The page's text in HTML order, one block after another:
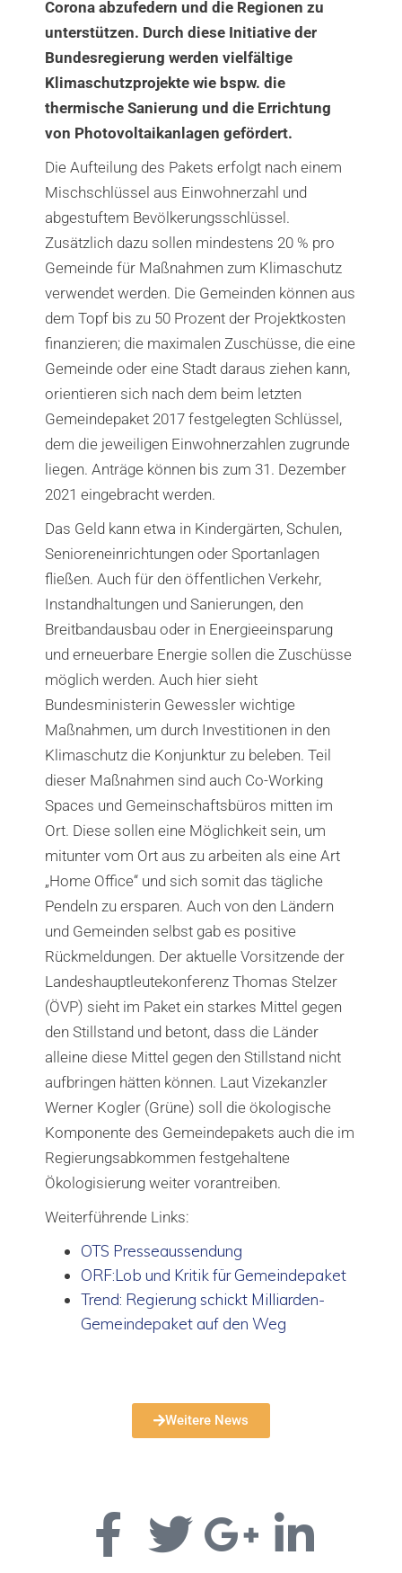
Corona abzufedern und die Regionen zu
unterstützen. Durch diese Initiative der
Bundesregierung werden vielfältige
Klimaschutzprojekte wie bspw. die
thermische Sanierung und die Errichtung
von Photovoltaikanlagen gefördert.
Die Aufteilung des Pakets erfolgt nach einem
Mischschlüssel aus Einwohnerzahl und
abgestuftem Bevölkerungsschlüssel.
Zusätzlich dazu sollen mindestens 20 % pro
Gemeinde für Maßnahmen zum Klimaschutz
verwendet werden. Die Gemeinden können aus
dem Topf bis zu 50 Prozent der Projektkosten
finanzieren; die maximalen Zuschüsse, die eine
Gemeinde oder eine Stadt daraus ziehen kann,
orientieren sich nach dem beim letzten
Gemeindepaket 2017 festgelegten Schlüssel,
dem die jeweiligen Einwohnerzahlen zugrunde
liegen. Anträge können bis zum 31. Dezember
2021 eingebracht werden.
Das Geld kann etwa in Kindergärten, Schulen,
Senioreneinrichtungen oder Sportanlagen
fließen. Auch für den öffentlichen Verkehr,
Instandhaltungen und Sanierungen, den
Breitbandausbau oder in Energieeinsparung
und erneuerbare Energie sollen die Zuschüsse
möglich werden. Auch hier sieht
Bundesministerin Gewessler wichtige
Maßnahmen, um durch Investitionen in den
Klimaschutz die Konjunktur zu beleben. Teil
dieser Maßnahmen sind auch Co-Working
Spaces und Gemeinschaftsbüros mitten im
Ort. Diese sollen eine Möglichkeit sein, um
mitunter vom Ort aus zu arbeiten als eine Art
„Home Office“ und sich somit das tägliche
Pendeln zu ersparen. Auch von den Ländern
und Gemeinden selbst gab es positive
Rückmeldungen. Der aktuelle Vorsitzende der
Landeshauptleutekonferenz Thomas Stelzer
(ÖVP) sieht im Paket ein starkes Mittel gegen
den Stillstand und betont, dass die Länder
alleine diese Mittel gegen den Stillstand nicht
aufbringen hätten können. Laut Vizekanzler
Werner Kogler (Grüne) soll die ökologische
Komponente des Gemeindepakets auch die im
Regierungsabkommen festgehaltene
Ökologisierung weiter vorantreiben.
Weiterführende Links:
OTS Presseaussendung
ORF:Lob und Kritik für Gemeindepaket
Trend: Regierung schickt Milliarden-
Gemeindepaket auf den Weg
Weitere News